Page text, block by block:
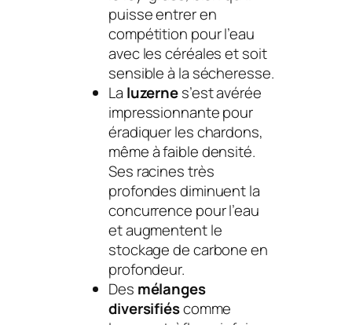
puisse entrer en
compétition pour l’eau
avec les céréales et soit
sensible à la sécheresse.
La luzernes’est avérée
impressionnante pour
éradiquer les chardons,
même à faible densité.
Ses racines très
profondes diminuent la
concurrence pour l’eau
et augmentent le
stockage de carbone en
profondeur.
Des mélanges
diversifiéscomme